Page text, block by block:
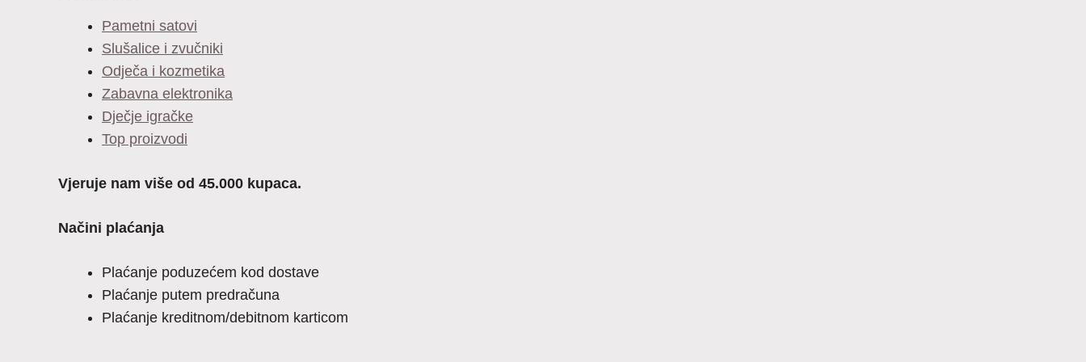
Pametni satovi
Slušalice i zvučniki
Odječa i kozmetika
Zabavna elektronika
Dječje igračke
Top proizvodi
Vjeruje nam više od 45.000 kupaca.
Načini plaćanja
Plaćanje poduzećem kod dostave
Plaćanje putem predračuna
Plaćanje kreditnom/debitnom karticom